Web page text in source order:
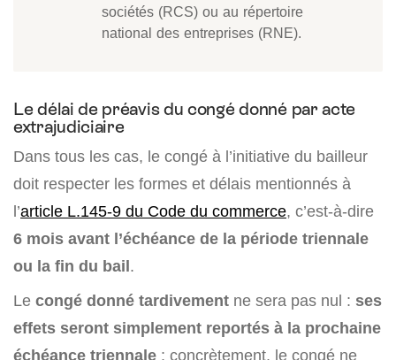
sociétés (RCS) ou au répertoire
national des entreprises (RNE).
Le délai de préavis du congé donné par acte
extrajudiciaire
Dans tous les cas, le congé à l’initiative du bailleur
doit respecter les formes et délais mentionnés à
l’article L.145-9 du Code du commerce, c’est-à-dire
6 mois avant l’échéance de la période triennale
ou la fin du bail.
Le congé donné tardivement ne sera pas nul : ses
effets seront simplement reportés à la prochaine
échéance triennale : concrètement, le congé ne